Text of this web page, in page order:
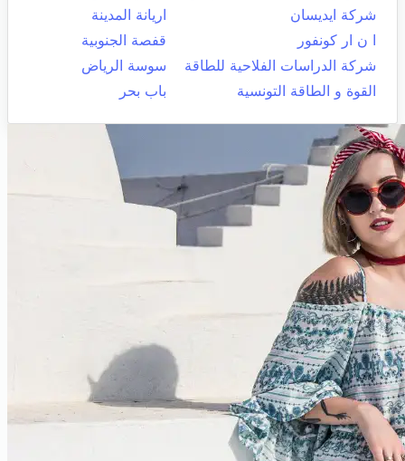
شركة ايديسان
اريانة المدينة
ا ن ار كونفور
قفصة الجنوبية
شركة الدراسات الفلاحية للطاقة
سوسة الرياض
القوة و الطاقة التونسية
باب بحر